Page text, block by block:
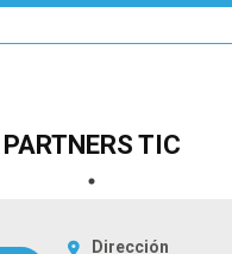
PARTNERS TIC
Dirección